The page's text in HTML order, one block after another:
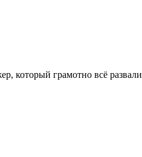
который грамотно всё